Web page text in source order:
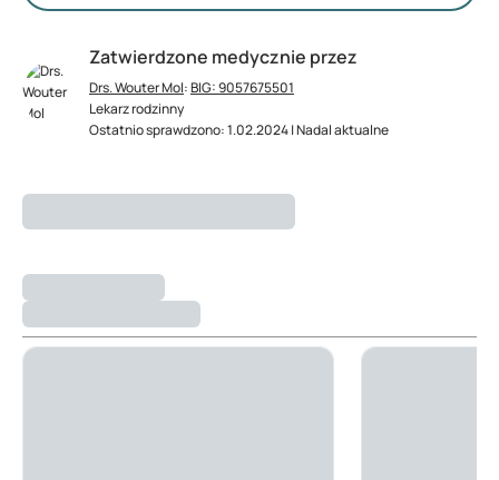
Zatwierdzone medycznie przez
Drs. Wouter Mol:BIG: 9057675501
Lekarz rodzinny
Ostatnio sprawdzono: 1.02.2024 | Nadal aktualne